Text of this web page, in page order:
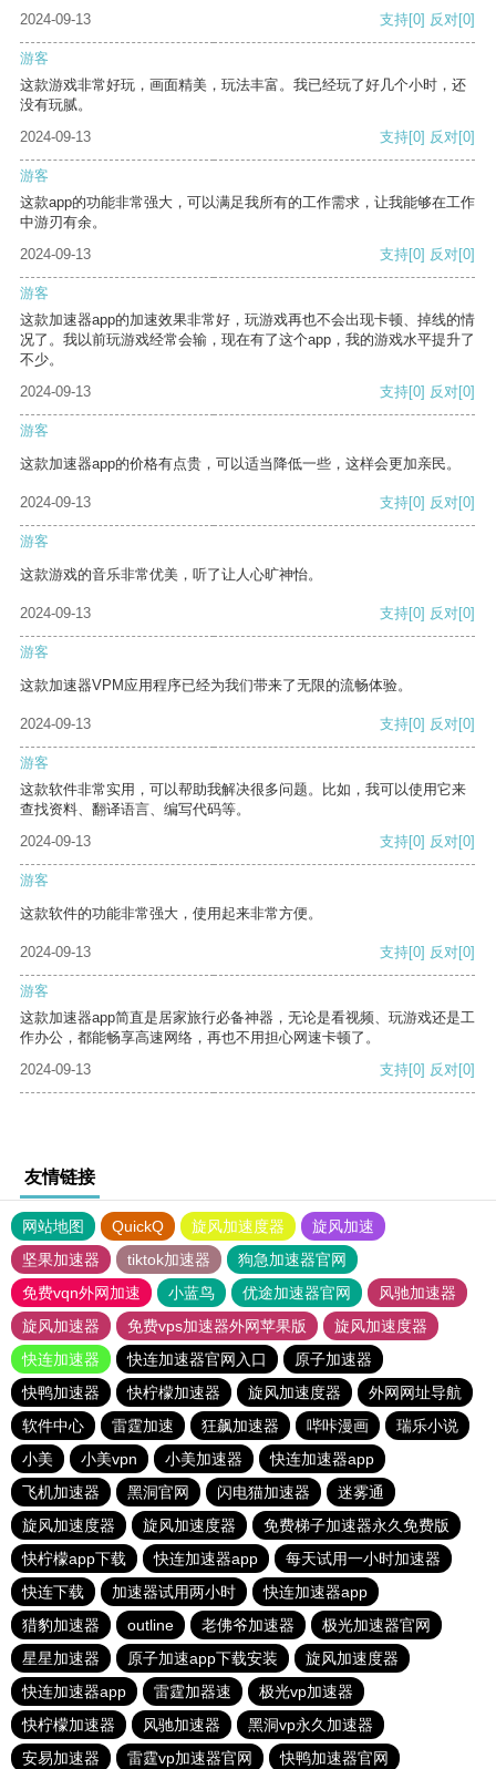
2024-09-13 支持[0] 反对[0]
游客
这款游戏非常好玩，画面精美，玩法丰富。我已经玩了好几个小时，还
没有玩腻。
2024-09-13
支持[0] 反对[0]
游客
这款app的功能非常强大，可以满足我所有的工作需求，让我能够在工作
中游刃有余。
2024-09-13
支持[0] 反对[0]
游客
这款加速器app的加速效果非常好，玩游戏再也不会出现卡顿、掉线的情
况了。我以前玩游戏经常会输，现在有了这个app，我的游戏水平提升了
不少。
2024-09-13
支持[0] 反对[0]
游客
这款加速器app的价格有点贵，可以适当降低一些，这样会更加亲民。
2024-09-13 支持[0] 反对[0]
游客
这款游戏的音乐非常优美，听了让人心旷神怡。
2024-09-13 支持[0] 反对[0]
游客
这款加速器VPM应用程序已经为我们带来了无限的流畅体验。
2024-09-13 支持[0] 反对[0]
游客
这款软件非常实用，可以帮助我解决很多问题。比如，我可以使用它来
查找资料、翻译语言、编写代码等。
2024-09-13
支持[0] 反对[0]
游客
这款软件的功能非常强大，使用起来非常方便。
2024-09-13 支持[0] 反对[0]
游客
这款加速器app简直是居家旅行必备神器，无论是看视频、玩游戏还是工
作办公，都能畅享高速网络，再也不用担心网速卡顿了。
2024-09-13
支持[0] 反对[0]
友情链接
网站地图 QuickQ 旋风加速度器
旋风加速
坚果加速器
tiktok加速器
狗急加速器官网
免费vqn外网加速
小蓝鸟 优途加速器官网
风驰加速器
旋风加速器
免费vps加速器外网苹果版
旋风加速度器
快连加速器
快连加速器官网入口
原子加速器
快鸭加速器
快柠檬加速器 旋风加速度器
外网网址导航
软件中心
雷霆加速 狂飙加速器 哔咔漫画
瑞乐小说
小美
小美vpn 小美加速器
快连加速器app
飞机加速器
黑洞官网 闪电猫加速器
迷雾通
旋风加速度器
旋风加速度器
免费梯子加速器永久免费版
快柠檬app下载
快连加速器app
每天试用一小时加速器
快连下载
加速器试用两小时
快连加速器app
猎豹加速器
outline 老佛爷加速器
极光加速器官网
星星加速器
原子加速app下载安装
旋风加速度器
快连加速器app
雷霆加器速
极光vp加速器
快柠檬加速器
风驰加速器
黑洞vp永久加速器
安易加速器
雷霆vp加速器官网 快鸭加速器官网